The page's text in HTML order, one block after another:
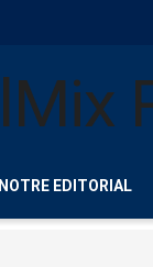
NOTRE EDITORIAL